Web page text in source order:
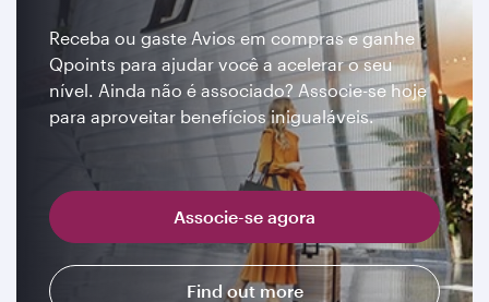
Receba ou gaste Avios em compras e ganhe
Qpoints para ajudar você a acelerar o seu
nível. Ainda não é associado? Associe-se hoje
para aproveitar benefícios inigualáveis.
Associe-se agora
Find out more